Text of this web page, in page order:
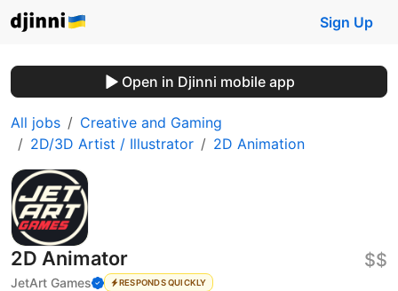
Sign Up
Open in Djinni mobile app
All jobs
Creative and Gaming
2D/3D Artist / Illustrator
2D Animation
2D Animator
JetArt Games RESPONDS QUICKLY
$$